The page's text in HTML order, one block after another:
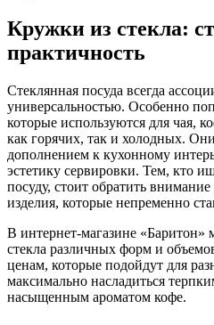
Кружки из стекла:
практичность
Стеклянная посуда всегда
универсальностью. Особенно
которые используются для чая,
как горячих, так и холодных.
дополнением к кухонному
эстетику сервировки. Тем, кто
посуду, стоит обратить
изделия, которые непременно
В интернет-магазине
стекла различных форм и
ценам, которые подойдут для
максимально насладиться
насыщенным ароматом кофе.